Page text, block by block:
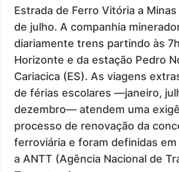
Estrada de Ferro Vitória a
de julho. A companhia
diariamente trens partindo às
Horizonte e da estação Pedro
Cariacica (ES). As viagens
de férias escolares —janeiro,
dezembro— atendem uma
processo de renovação da
ferroviária e foram definidas
a ANTT (Agência Nacional de